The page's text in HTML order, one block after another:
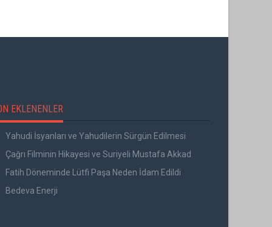
EKLENENLER
Yahudi İsyanları ve Yahudilerin Sürgün Edilmesi
Çağrı Filminin Hikayesi ve Suriyeli Mustafa Akkad
Fatih Döneminde Lütfi Paşa Neden İdam Edildi
Bedeva Enerji